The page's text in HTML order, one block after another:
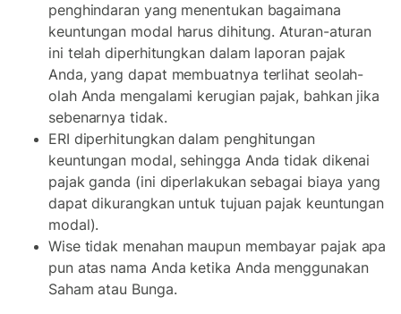
penghindaran yang menentukan bagaimana
keuntungan modal harus dihitung. Aturan-aturan
ini telah diperhitungkan dalam laporan pajak
Anda, yang dapat membuatnya terlihat seolah-
olah Anda mengalami kerugian pajak, bahkan jika
sebenarnya tidak.
ERI diperhitungkan dalam penghitungan
keuntungan modal, sehingga Anda tidak dikenai
pajak ganda (ini diperlakukan sebagai biaya yang
dapat dikurangkan untuk tujuan pajak keuntungan
modal).
Wise tidak menahan maupun membayar pajak apa
pun atas nama Anda ketika Anda menggunakan
Saham atau Bunga.